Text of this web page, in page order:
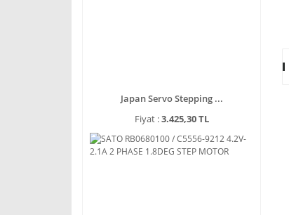
Japan Servo Stepping ...
Fiyat :3.425,30 TL